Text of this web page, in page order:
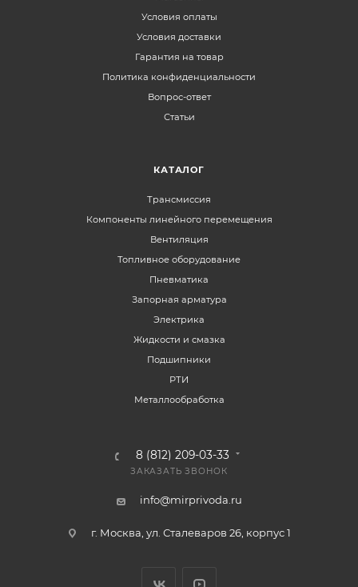
Условия оплаты
Условия доставки
Гарантия на товар
Политика конфиденциальности
Вопрос-ответ
Статьи
КАТАЛОГ
Трансмиссия
Компоненты линейного перемещения
Вентиляция
Топливное оборудование
Пневматика
Запорная арматура
Электрика
Жидкости и смазка
Подшипники
РТИ
Металлообработка
8 (812) 209-03-33
ЗАКАЗАТЬ ЗВОНОК
info@mirprivoda.ru
г. Москва, ул. Сталеваров 26, корпус 1